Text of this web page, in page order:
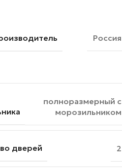
Россия
полноразмерный с
морозильником
дверей 2